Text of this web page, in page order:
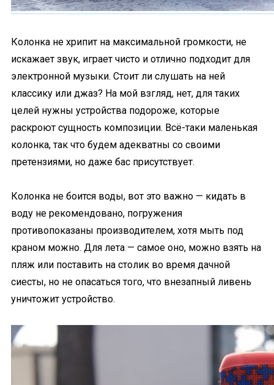
Колонка не хрипит на максимальной громкости, не
искажает звук, играет чисто и отлично подходит для
электронной музыки. Стоит ли слушать на ней
классику или джаз? На мой взгляд, нет, для таких
целей нужны устройства подороже, которые
раскроют сущность композиции. Всё-таки маленькая
колонка, так что будем адекватны со своими
претензиями, но даже бас присутствует.
Колонка не боится воды, вот это важно — кидать в
воду не рекомендовано, погружения
противопоказаны производителем, хотя мыть под
краном можно. Для лета — самое оно, можно взять на
пляж или поставить на столик во время дачной
сиесты, но не опасаться того, что внезапный ливень
уничтожит устройство.